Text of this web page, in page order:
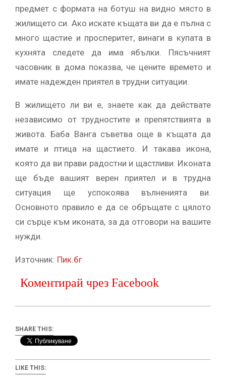
предмет с формата на ботуш на видно място в
жилището си. Ако искате къщата ви да е пълна с
много щастие и просперитет, винаги в купата в
кухнята следете да има ябълки. Пясъчният
часовник в дома показва, че цените времето и
имате надежден приятел в трудни ситуации.
В жилището ли ви е, знаете как да действате
независимо от трудностите и препятствията в
живота. Баба Ванга съветва още в къщата да
имате и птица на щастието. И такава икона,
която да ви прави радостни и щастливи. Иконата
ще бъде вашият верен приятел и в трудна
ситуация ще успокоява вълненията ви.
Основното правило е да се обръщате с цялото
си сърце към иконата, за да отговори на вашите
нужди.
Източник: Пик.бг
Коментирай чрез Facebook
SHARE THIS:
LIKE THIS: